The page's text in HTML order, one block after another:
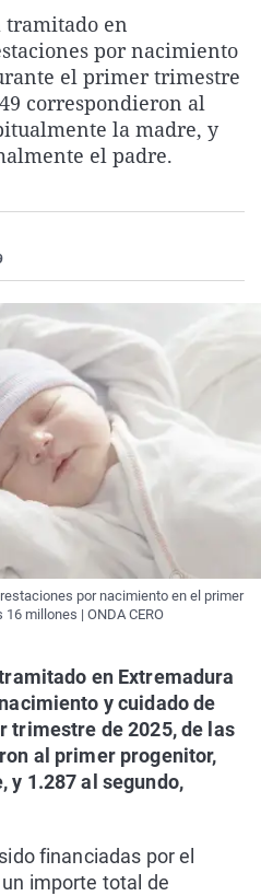
La rosa de los vientos
Gente viajera
Como el perro y el
Caso
Retornados
Equipo de
Operación Viuda
Extremadura
Galicia
La Rioja
Navarra
País Vasco
Virales
Televisión
Elecciones
tramitado en
por nacimiento
el primer trimestre
correspondieron al
la madre, y
el padre.
por nacimiento en el primer
millones | ONDA CERO
en Extremadura
y cuidado de
trimestre de 2025, de las
al primer progenitor,
y 1.287 al segundo,
financiadas por el
importe total de